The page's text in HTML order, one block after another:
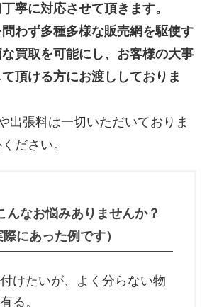
寧に対応させて頂きます。
わず多種多様な販売網を駆使す
買取を可能にし、お客様の大事
頂ける方にお渡ししておりま
出張料は一切いただいておりま
ださい。
んなお悩みありませんか？
際にあった例です）
けたいが、よく分らない物
る。